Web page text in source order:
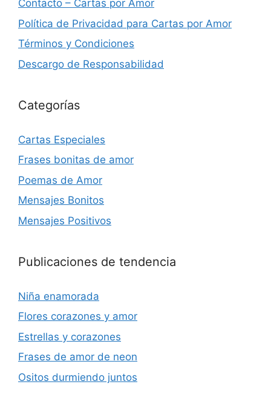
Contacto – Cartas por Amor
Política de Privacidad para Cartas por Amor
Términos y Condiciones
Descargo de Responsabilidad
Categorías
Cartas Especiales
Frases bonitas de amor
Poemas de Amor
Mensajes Bonitos
Mensajes Positivos
Publicaciones de tendencia
Niña enamorada
Flores corazones y amor
Estrellas y corazones
Frases de amor de neon
Ositos durmiendo juntos